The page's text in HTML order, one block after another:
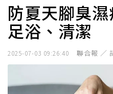
防夏天腳臭濕
足浴、清潔
2025-07-03 09:26:40 聯合報 ／